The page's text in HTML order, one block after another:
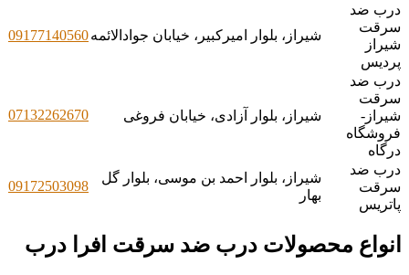
درب ضد
سرقت
شیراز
پردیس
شیراز، بلوار امیرکبیر، خیابان جوادالائمه09177140560
درب ضد
سرقت
شیراز-
فروشگاه
درگاه
شیراز، بلوار آزادی، خیابان فروغی 07132262670
درب ضد
سرقت
پاتریس
شیراز، بلوار احمد بن موسی، بلوار گل
بهار
09172503098
انواع محصولات درب ضد سرقت افرا درب